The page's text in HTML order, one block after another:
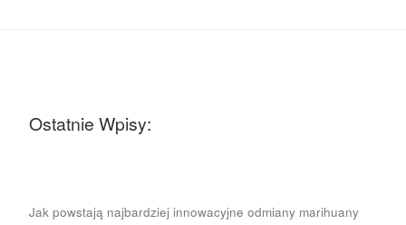
Ostatnie Wpisy:
Jak powstają najbardziej innowacyjne odmiany marihuany